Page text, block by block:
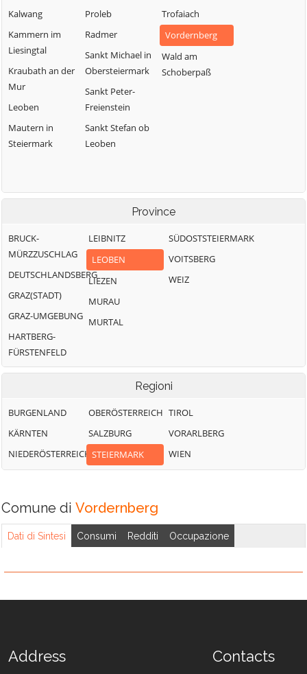
Kalwang
Kammern im
Liesingtal
Kraubath an der
Mur
Leoben
Mautern in
Steiermark
Proleb
Radmer
Sankt Michael in
Obersteiermark
Sankt Peter-
Freienstein
Sankt Stefan ob
Leoben
Trofaiach
Vordernberg
Wald am
Schoberpaß
Province
BRUCK-
MÜRZZUSCHLAG
DEUTSCHLANDSBERG
GRAZ(STADT)
GRAZ-UMGEBUNG
HARTBERG-
FÜRSTENFELD
LEIBNITZ
LEOBEN
LIEZEN
MURAU
MURTAL
SÜDOSTSTEIERMARK
VOITSBERG
WEIZ
Regioni
BURGENLAND
KÄRNTEN
NIEDERÖSTERREICH
OBERÖSTERREICH
SALZBURG
STEIERMARK
TIROL
VORARLBERG
WIEN
Comune di Vordernberg
Dati di Sintesi Consumi Redditi Occupazione
Address Contacts